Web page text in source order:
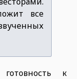
все
к